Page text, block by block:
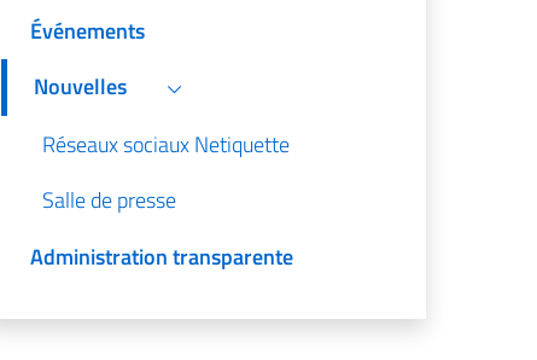
Événements
Nouvelles
Réseaux sociaux Netiquette
Salle de presse
Administration transparente